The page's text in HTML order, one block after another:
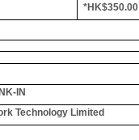
*HK$350.00
IN
Technology Limited